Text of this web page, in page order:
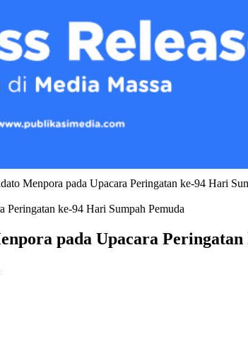
Menpora pada Upacara Peringatan ke-94 Hari
pada Upacara Peringatan